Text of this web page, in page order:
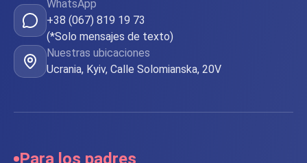
WhatsApp
+38 (067) 819 19 73
(*Solo mensajes de texto)
Nuestras ubicaciones
Ucrania, Kyiv, Calle Solomianska, 20V
Para los padres